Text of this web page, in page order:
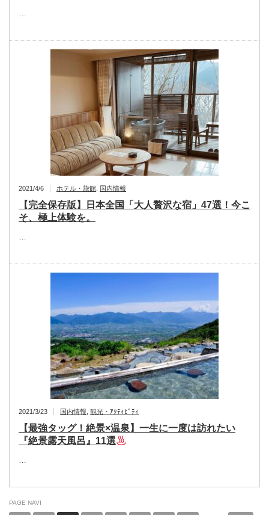
2021/4/6 ホテル・旅館 国内情報
【完全保存版】日本全国「大人贅沢な宿」47選！今こ
そ、極上体験を。
2021/3/23 国内情報 観光・ｱｸﾃｨﾋﾞﾃｨ
【最強タッグ！絶景×温泉】一生に一度は訪れたい
『絶景露天風呂』11選
PAGE NAVI